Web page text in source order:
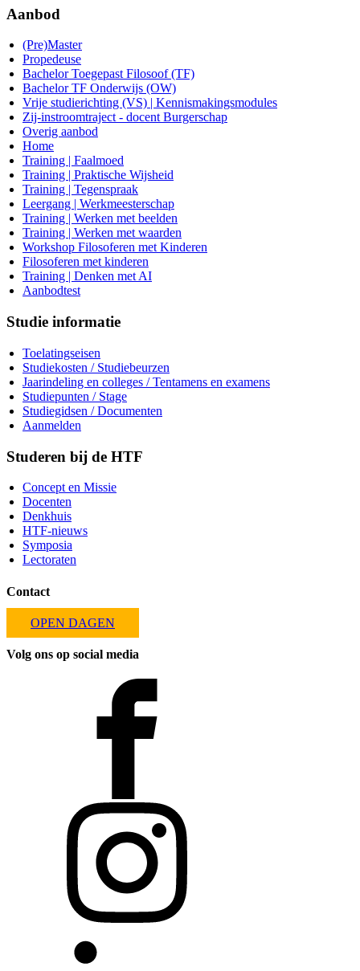
Aanbod
(Pre)Master
Propedeuse
Bachelor Toegepast Filosoof (TF)
Bachelor TF Onderwijs (OW)
Vrije studierichting (VS) | Kennismakingsmodules
Zij-instroomtraject - docent Burgerschap
Overig aanbod
Home
Training | Faalmoed
Training | Praktische Wijsheid
Training | Tegenspraak
Leergang | Werkmeesterschap
Training | Werken met beelden
Training | Werken met waarden
Workshop Filosoferen met Kinderen
Filosoferen met kinderen
Training | Denken met AI
Aanbodtest
Studie informatie
Toelatingseisen
Studiekosten / Studiebeurzen
Jaarindeling en colleges / Tentamens en examens
Studiepunten / Stage
Studiegidsen / Documenten
Aanmelden
Studeren bij de HTF
Concept en Missie
Docenten
Denkhuis
HTF-nieuws
Symposia
Lectoraten
Contact
OPEN DAGEN
Volg ons op social media